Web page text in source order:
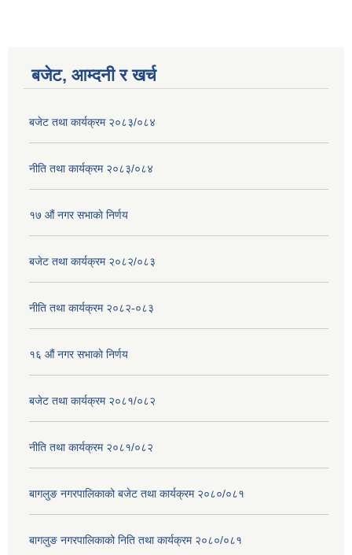
बजेट, आम्दनी र खर्च
बजेट तथा कार्यक्रम २०८३/०८४
नीति तथा कार्यक्रम २०८३/०८४
१७ ‌‍औं नगर सभाकाे निर्णय
बजेट तथा कार्यक्रम २०८२/०८३
नीति तथा कार्यक्रम २०८२-०८३
१६ ‌औं नगर सभाकाे निर्णय
बजेट तथा कार्यक्रम २०८१/०८२
नीति तथा कार्यक्रम २०८१/०८२
बागलुङ नगरपालिकाको बजेट तथा कार्यक्रम २०८०/०८१
बागलुङ नगरपालिकाको निति तथा कार्यक्रम २०८०/०८१